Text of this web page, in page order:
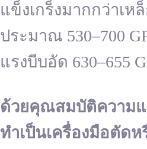
แข็งเกร็งมากกว่าเ
ประมาณ 530–700
แรงบีบอัด 630–655
ด้วยคุณสมบัติความแ
ทำเป็นเครื่องมือตัดห